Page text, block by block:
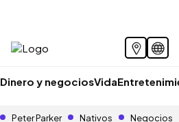
Dinero y negociosVida
Peter Parker Nativos Negocios